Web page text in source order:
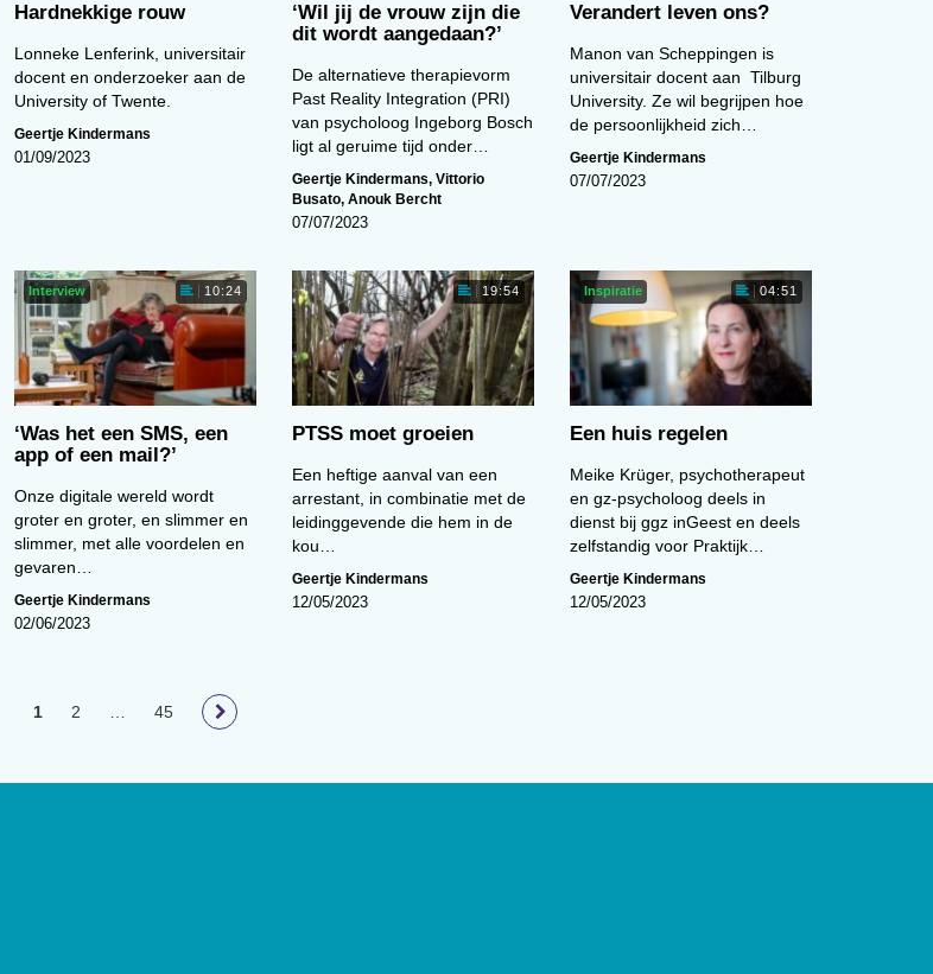
Hardnekkige rouw
Lonneke Lenferink, universitair
docent en onderzoeker aan de
University of Twente.
Geertje Kindermans
01/09/2023
‘Wil jij de vrouw zijn die
dit wordt aangedaan?’
De alternatieve therapievorm
Past Reality Integration (PRI)
van psycholoog Ingeborg Bosch
ligt al geruime tijd onder…
Geertje Kindermans, Vittorio
Busato, Anouk Bercht
07/07/2023
Verandert leven ons?
Manon van Scheppingen is
universitair docent aan Tilburg
University. Ze wil begrijpen hoe
de persoonlijkheid zich…
Geertje Kindermans
07/07/2023
Interview 10:24
‘Was het een SMS, een
app of een mail?’
Onze digitale wereld wordt
groter en groter, en slimmer en
slimmer, met alle voordelen en
gevaren…
Geertje Kindermans
02/06/2023
19:54
PTSS moet groeien
Een heftige aanval van een
arrestant, in combinatie met de
leidinggevende die hem in de
kou…
Geertje Kindermans
12/05/2023
Inspiratie 04:51
Een huis regelen
Meike Krüger, psychotherapeut
en gz-psycholoog deels in
dienst bij ggz inGeest en deels
zelfstandig voor Praktijk…
Geertje Kindermans
12/05/2023
1 2 … 45